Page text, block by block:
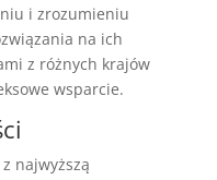
i zrozumieniu
na ich
z różnych krajów
wsparcie.
najwyższą